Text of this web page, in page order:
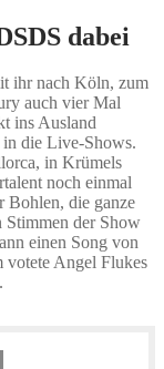
dabei
ihr nach Köln, zum
auch vier Mal
ins Ausland
in die Live-Shows.
in Krümels
noch einmal
Bohlen, die ganze
Stimmen der Show
einen Song von
votete Angel Flukes